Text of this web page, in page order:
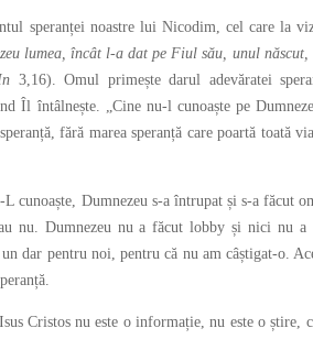
speranței noastre lui Nicodim, cel care la
lumea, încât l-a dat pe Fiul său, unul
3,16). Omul primește darul adevăratei
Îl întâlnește. „Cine nu-l cunoaște pe
fără marea speranță care poartă toată
cunoaște, Dumnezeu s-a întrupat și s-a făcut
nu. Dumnezeu nu a făcut lobby și nici nu a
dar pentru noi, pentru că nu am câștigat-o.
Cristos nu este o informație, nu este o știre,